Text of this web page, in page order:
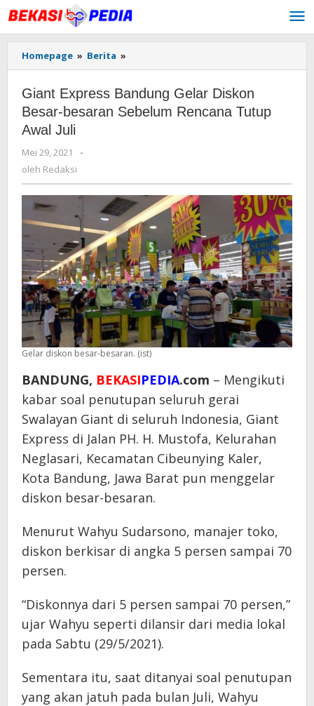
Lewati
ke
konten
Homepage » Berita »
Express
Gelar
Diskon
Awal
Juli
Giant Express Bandung Gelar Diskon
Besar-besaran Sebelum Rencana Tutup
Awal Juli
Mei 29, 2021
oleh
-
oleh Redaksi
Gelar diskon besar-besaran. (ist)
BANDUNG, BEKASIPEDIA.com – Mengikuti
kabar soal penutupan seluruh gerai
Swalayan Giant di seluruh Indonesia, Giant
Express di Jalan PH. H. Mustofa, Kelurahan
Neglasari, Kecamatan Cibeunying Kaler,
Kota Bandung, Jawa Barat pun menggelar
diskon besar-besaran.
Menurut Wahyu Sudarsono, manajer toko,
diskon berkisar di angka 5 persen sampai 70
persen.
“Diskonnya dari 5 persen sampai 70 persen,”
ujar Wahyu seperti dilansir dari media lokal
pada Sabtu (29/5/2021).
Sementara itu, saat ditanyai soal penutupan
yang akan jatuh pada bulan Juli, Wahyu